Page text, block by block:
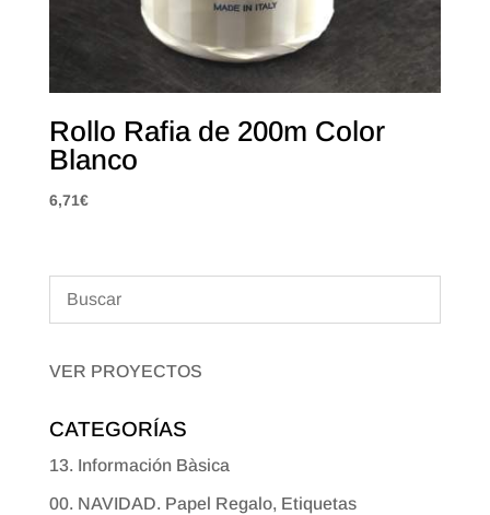
Rollo Rafia de 200m Color
Blanco
6,71€
VER PROYECTOS
CATEGORÍAS
13. Información Bàsica
00. NAVIDAD. Papel Regalo, Etiquetas